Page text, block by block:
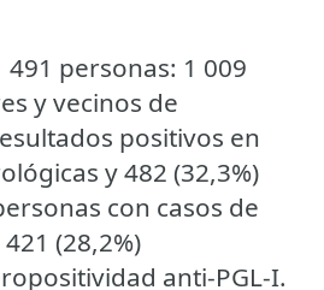
personas: 1 009
y vecinos de
positivos en
y 482 (32,3%)
con casos de
(28,2%)
anti-PGL-I.